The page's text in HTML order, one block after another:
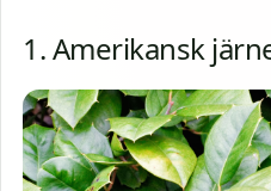
1. Amerikansk